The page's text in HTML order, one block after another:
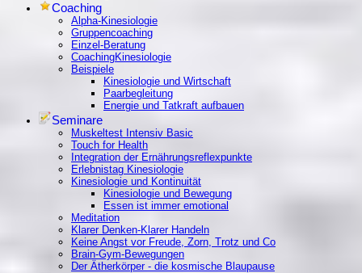
Coaching
Alpha-Kinesiologie
Gruppencoaching
Einzel-Beratung
CoachingKinesiologie
Beispiele
Kinesiologie und Wirtschaft
Paarbegleitung
Energie und Tatkraft aufbauen
Seminare
Muskeltest Intensiv Basic
Touch for Health
Integration der Ernährungsreflexpunkte
Erlebnistag Kinesiologie
Kinesiologie und Kontinuität
Kinesiologie und Bewegung
Essen ist immer emotional
Meditation
Klarer Denken-Klarer Handeln
Keine Angst vor Freude, Zorn, Trotz und Co
Brain-Gym-Bewegungen
Der Ätherkörper - die kosmische Blaupause